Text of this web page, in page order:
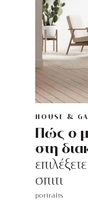
HOUSE &
Πώς ο
στη
σπιτι
portraits